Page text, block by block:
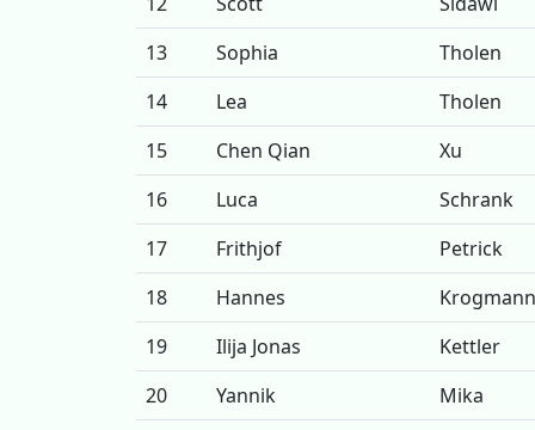
13
Sophia Tholen
14
Lea Tholen
15
Chen Qian Xu
16
Luca Schrank
17
Frithjof Petrick
18
Hannes Krogmann
19
Ilija Jonas Kettler
20
Yannik Mika